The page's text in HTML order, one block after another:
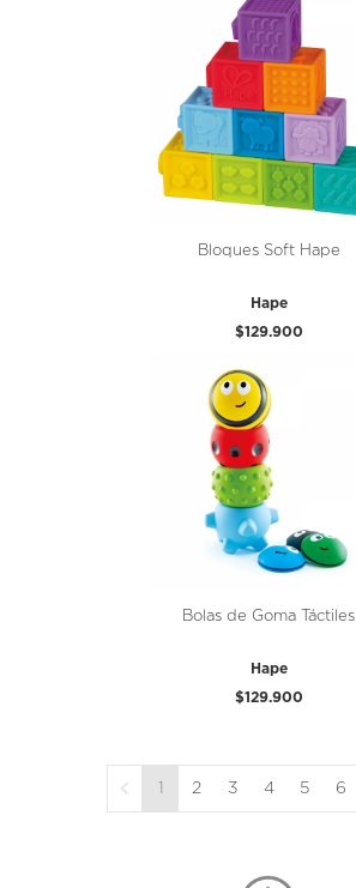
Bloques Soft Hape
Hape
$129.900
Bolas de Goma Táctiles
Hape
$129.900
1 2 3 4 5 6